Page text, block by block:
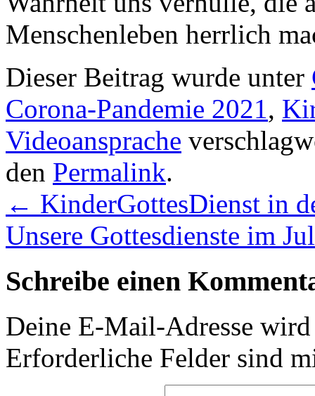
Menschenleben herrlich
Dieser Beitrag wurde unter
Corona-Pandemie 2021,
Videoansprache
den Permalink.
← KinderGottesDienst in
Unsere Gottesdienste im
Schreibe einen
Deine E-Mail-Adresse
Erforderliche Felder sind